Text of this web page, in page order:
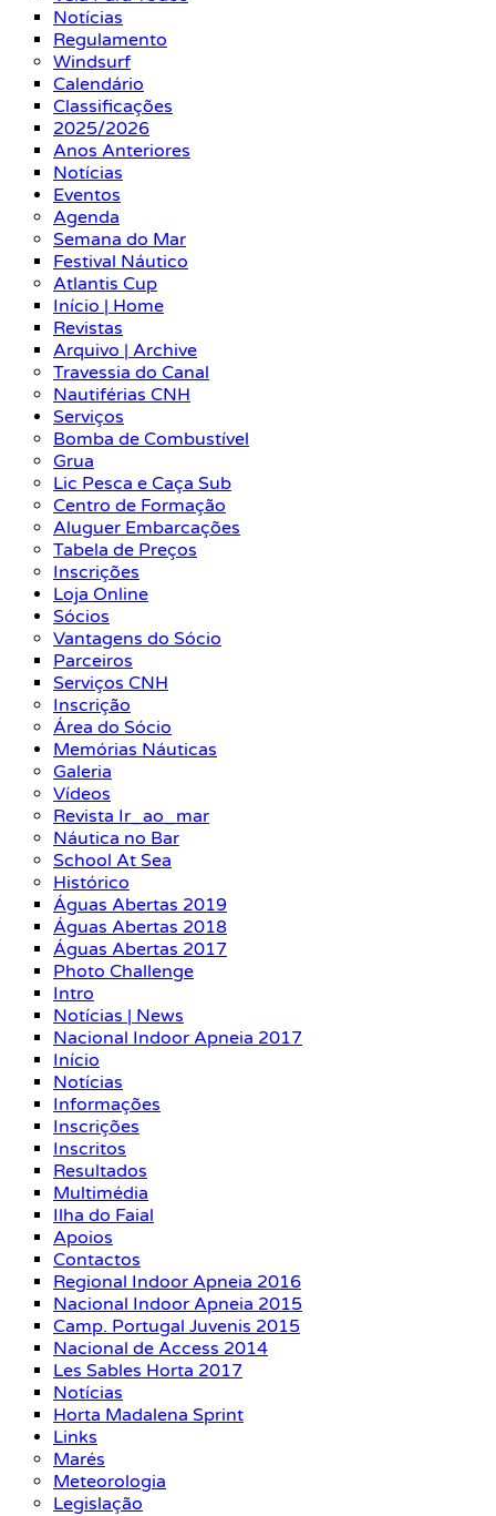
Notícias
Regulamento
Windsurf
Calendário
Classificações
2025/2026
Anos Anteriores
Notícias
Eventos
Agenda
Semana do Mar
Festival Náutico
Atlantis Cup
Início | Home
Revistas
Arquivo | Archive
Travessia do Canal
Nautiférias CNH
Serviços
Bomba de Combustível
Grua
Lic Pesca e Caça Sub
Centro de Formação
Aluguer Embarcações
Tabela de Preços
Inscrições
Loja Online
Sócios
Vantagens do Sócio
Parceiros
Serviços CNH
Inscrição
Área do Sócio
Memórias Náuticas
Galeria
Vídeos
Revista Ir_ao_mar
Náutica no Bar
School At Sea
Histórico
Águas Abertas 2019
Águas Abertas 2018
Águas Abertas 2017
Photo Challenge
Intro
Notícias | News
Nacional Indoor Apneia 2017
Início
Notícias
Informações
Inscrições
Inscritos
Resultados
Multimédia
Ilha do Faial
Apoios
Contactos
Regional Indoor Apneia 2016
Nacional Indoor Apneia 2015
Camp. Portugal Juvenis 2015
Nacional de Access 2014
Les Sables Horta 2017
Notícias
Horta Madalena Sprint
Links
Marés
Meteorologia
Legislação